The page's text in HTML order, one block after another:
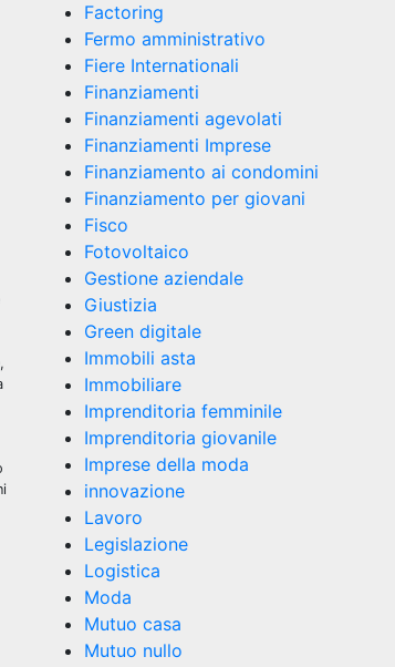
Factoring
Fermo amministrativo
Fiere Internationali
Finanziamenti
Finanziamenti agevolati
Finanziamenti Imprese
Finanziamento ai condomini
Finanziamento per giovani
Fisco
Fotovoltaico
Gestione aziendale
Giustizia
Green digitale
Immobili asta
Immobiliare
Imprenditoria femminile
Imprenditoria giovanile
Imprese della moda
innovazione
Lavoro
Legislazione
Logistica
Moda
Mutuo casa
Mutuo nullo